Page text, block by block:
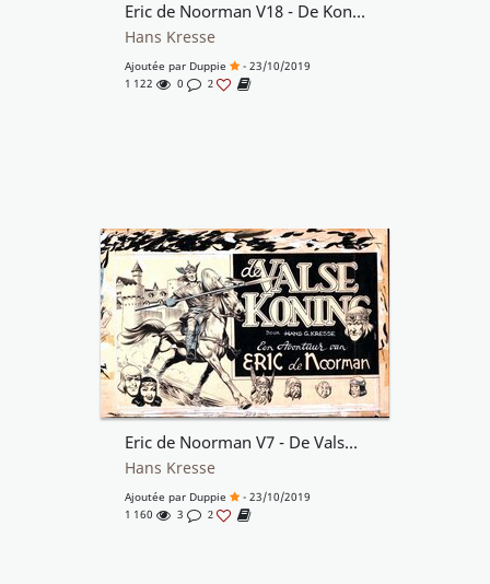
Eric de Noorman V18 - De Koning der Steppen - cover
Hans Kresse
Ajoutée par Duppie
- 23/10/2019
1 122
0 2
Eric de Noorman V7 - De Valse Koning - cover
Hans Kresse
Ajoutée par Duppie
- 23/10/2019
1 160
3 2